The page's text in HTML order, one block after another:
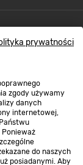
prywatności
zgody używamy
danych
internetowej,
do naszych
posiadanymi. Aby